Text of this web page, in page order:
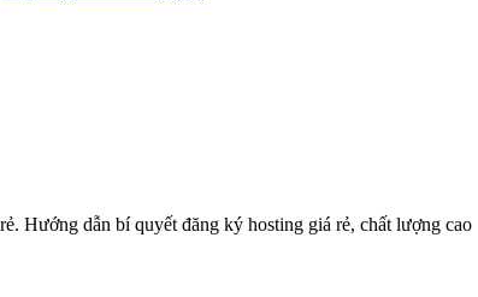
Hướng dẫn bí quyết đăng ký hosting giá rẻ, chất lượng cao